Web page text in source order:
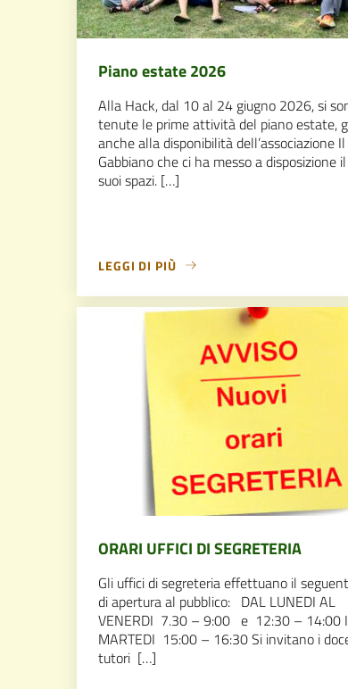
Piano estate 2026
Alla Hack, dal 10 al 24 giugno 2026, si
tenute le prime attività del piano estate,
anche alla disponibilità dell’associazione Il
Gabbiano che ci ha messo a disposizione
suoi spazi. […]
LEGGI DI PIÙ
ORARI UFFICI DI SEGRETERIA
Gli uffici di segreteria effettuano il
di apertura al pubblico: DAL LUNEDI AL
VENERDI 7.30 – 9:00 e 12:30 – 14:00
MARTEDI 15:00 – 16:30 Si invitano i
tutori […]